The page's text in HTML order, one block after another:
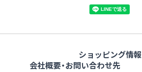
ショッピング情報
会社概要・お問い合わせ先